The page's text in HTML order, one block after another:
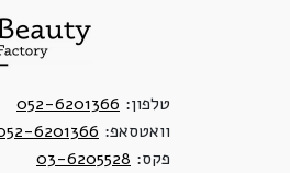
טלפון: 052-6201366
וואטסאפ: 6201366
פקס: 03-6205528